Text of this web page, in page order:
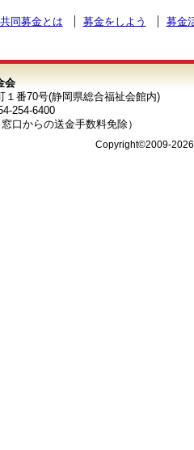
共同募金とは 募金をしよう 募金
会
１番70号(静岡県総合福祉会館内)
254-6400
口からの送金手数料免除）
Copyright©2009-